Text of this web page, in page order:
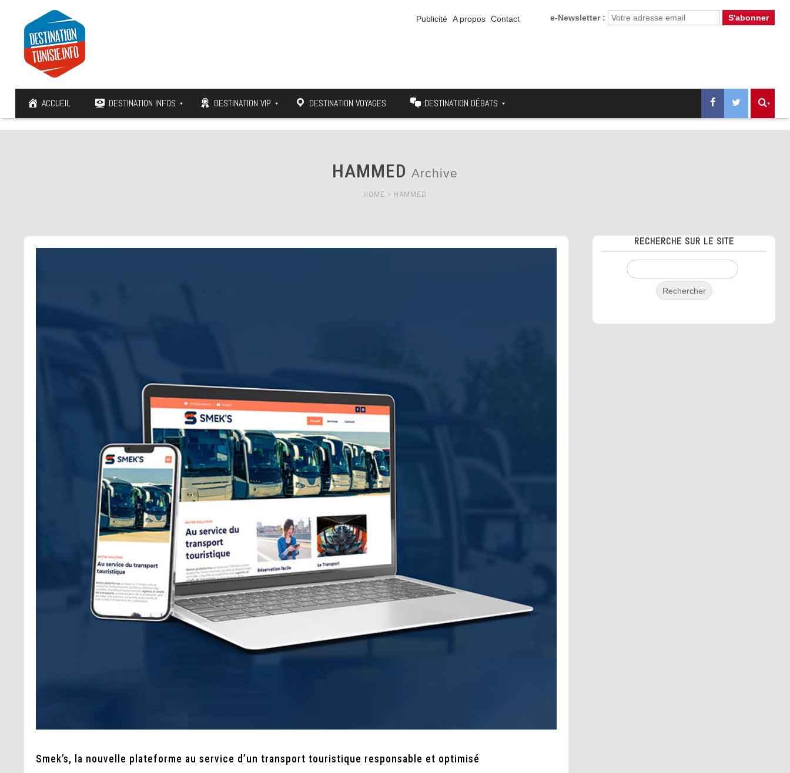
e-Newsletter :
Publicité A propos Contact
ACCUEIL DESTINATION INFOS DESTINATION VIP DESTINATION VOYAGES DESTINATION DÉBATS
HAMMED Archive
HOME > HAMMED
Smek’s, la nouvelle plateforme au service d’un transport touristique responsable et optimisé
RECHERCHE SUR LE SITE